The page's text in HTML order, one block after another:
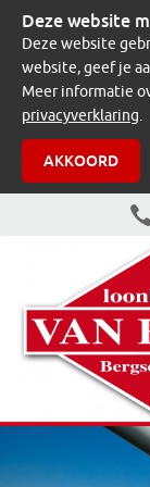
Deze website
Deze website
website, geef je
Meer informatie
privacyverklaring.
AKKOORD